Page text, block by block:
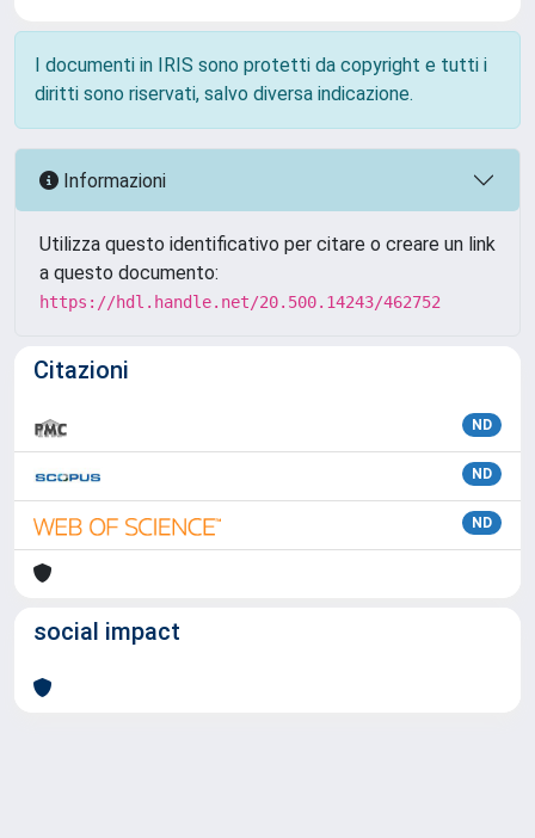
I documenti in IRIS sono protetti da copyright e tutti i
diritti sono riservati, salvo diversa indicazione.
Informazioni
Utilizza questo identificativo per citare o creare un link
a questo documento:
https://hdl.handle.net/20.500.14243/462752
Citazioni
ND
ND
ND
social impact